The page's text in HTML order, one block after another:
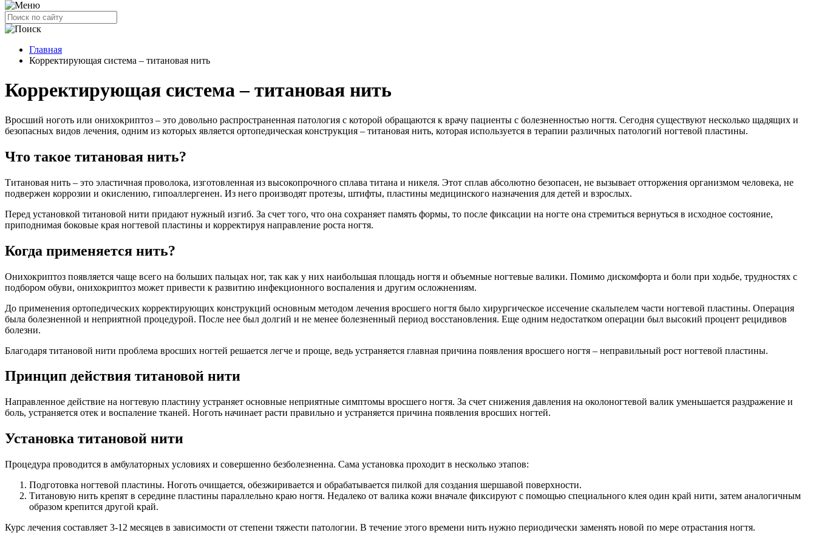
Главная
Корректирующая система – титановая нить
Корректирующая система – титановая нить
Вросший ноготь или онихокриптоз – это довольно распространенная патология с которой обращаются к врачу пациенты с болезненностью ногтя. Сегодня существуют несколько щадящих и
безопасных видов лечения, одним из которых является ортопедическая конструкция – титановая нить, которая используется в терапии различных патологий ногтевой пластины.
Что такое титановая нить?
Титановая нить – это эластичная проволока, изготовленная из высокопрочного сплава титана и никеля. Этот сплав абсолютно безопасен, не вызывает отторжения организмом человека, не
подвержен коррозии и окислению, гипоаллергенен. Из него производят протезы, штифты, пластины медицинского назначения для детей и взрослых.
Перед установкой титановой нити придают нужный изгиб. За счет того, что она сохраняет память формы, то после фиксации на ногте она стремиться вернуться в исходное состояние,
приподнимая боковые края ногтевой пластины и корректируя направление роста ногтя.
Когда применяется нить?
Онихокриптоз появляется чаще всего на больших пальцах ног, так как у них наибольшая площадь ногтя и объемные ногтевые валики. Помимо дискомфорта и боли при ходьбе, трудностях с
подбором обуви, онихокриптоз может привести к развитию инфекционного воспаления и другим осложнениям.
До применения ортопедических корректирующих конструкций основным методом лечения вросшего ногтя было хирургическое иссечение скальпелем части ногтевой пластины. Операция
была болезненной и неприятной процедурой. После нее был долгий и не менее болезненный период восстановления. Еще одним недостатком операции был высокий процент рецидивов
болезни.
Благодаря титановой нити проблема вросших ногтей решается легче и проще, ведь устраняется главная причина появления вросшего ногтя – неправильный рост ногтевой пластины.
Принцип действия титановой нити
Направленное действие на ногтевую пластину устраняет основные неприятные симптомы вросшего ногтя. За счет снижения давления на околоногтевой валик уменьшается раздражение и
боль, устраняется отек и воспаление тканей. Ноготь начинает расти правильно и устраняется причина появления вросших ногтей.
Установка титановой нити
Процедура проводится в амбулаторных условиях и совершенно безболезненна. Сама установка проходит в несколько этапов:
Подготовка ногтевой пластины. Ноготь очищается, обезжиривается и обрабатывается пилкой для создания шершавой поверхности.
Титановую нить крепят в середине пластины параллельно краю ногтя. Недалеко от валика кожи вначале фиксируют с помощью специального клея один край нити, затем аналогичным
образом крепится другой край.
Курс лечения составляет 3-12 месяцев в зависимости от степени тяжести патологии. В течение этого времени нить нужно периодически заменять новой по мере отрастания ногтя.